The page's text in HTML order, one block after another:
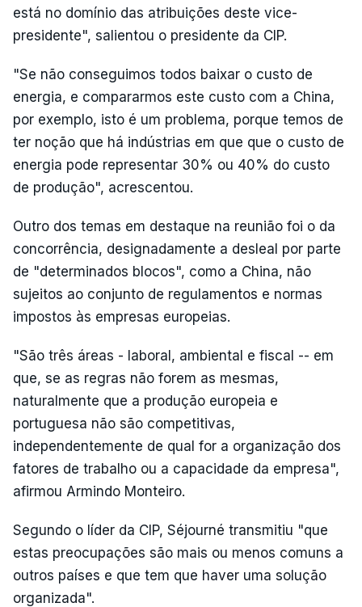
está no domínio das atribuições deste vice-
presidente", salientou o presidente da CIP.
"Se não conseguimos todos baixar o custo de
energia, e compararmos este custo com a China,
por exemplo, isto é um problema, porque temos de
ter noção que há indústrias em que que o custo de
energia pode representar 30% ou 40% do custo
de produção", acrescentou.
Outro dos temas em destaque na reunião foi o da
concorrência, designadamente a desleal por parte
de "determinados blocos", como a China, não
sujeitos ao conjunto de regulamentos e normas
impostos às empresas europeias.
"São três áreas - laboral, ambiental e fiscal -- em
que, se as regras não forem as mesmas,
naturalmente que a produção europeia e
portuguesa não são competitivas,
independentemente de qual for a organização dos
fatores de trabalho ou a capacidade da empresa",
afirmou Armindo Monteiro.
Segundo o líder da CIP, Séjourné transmitiu "que
estas preocupações são mais ou menos comuns a
outros países e que tem que haver uma solução
organizada".